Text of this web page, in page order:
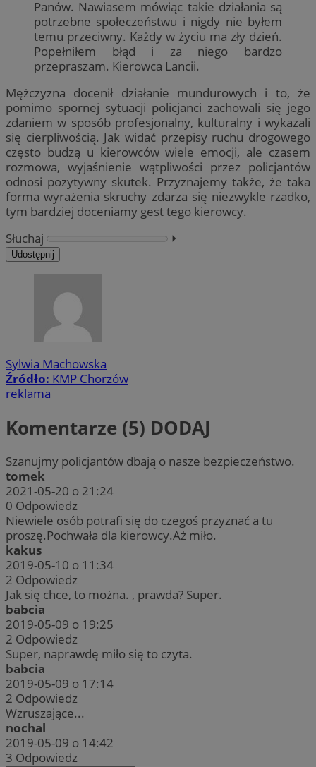
Panów. Nawiasem mówiąc takie działania są
potrzebne społeczeństwu i nigdy nie byłem
temu przeciwny. Każdy w życiu ma zły dzień.
Popełniłem błąd i za niego bardzo
przepraszam. Kierowca Lancii.
Mężczyzna docenił działanie mundurowych i to, że
pomimo spornej sytuacji policjanci zachowali się jego
zdaniem w sposób profesjonalny, kulturalny i wykazali
się cierpliwością. Jak widać przepisy ruchu drogowego
często budzą u kierowców wiele emocji, ale czasem
rozmowa, wyjaśnienie wątpliwości przez policjantów
odnosi pozytywny skutek. Przyznajemy także, że taka
forma wyrażenia skruchy zdarza się niezwykle rzadko,
tym bardziej doceniamy gest tego kierowcy.
Słuchaj
⏵︎
Udostępnij
Sylwia Machowska
Źródło: KMP Chorzów
reklama
Komentarze (5) DODAJ
Szanujmy policjantów dbają o nasze bezpieczeństwo.
tomek
2021-05-20 o 21:24
0 Odpowiedz
Niewiele osób potrafi się do czegoś przyznać a tu
proszę.Pochwała dla kierowcy.Aż miło.
kakus
2019-05-10 o 11:34
2 Odpowiedz
Jak się chce, to można. , prawda? Super.
babcia
2019-05-09 o 19:25
2 Odpowiedz
Super, naprawdę miło się to czyta.
babcia
2019-05-09 o 17:14
2 Odpowiedz
Wzruszające...
nochal
2019-05-09 o 14:42
3 Odpowiedz